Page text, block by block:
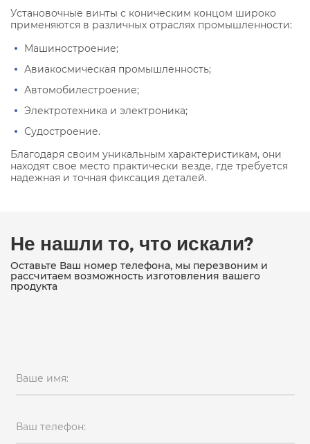
Установочные винты с коническим концом широко
применяются в различных отраслях промышленности:
Машиностроение;
Авиакосмическая промышленность;
Автомобилестроение;
Электротехника и электроника;
Судостроение.
Благодаря своим уникальным характеристикам, они
находят свое место практически везде, где требуется
надежная и точная фиксация деталей.
Не нашли то, что искали?
Оставьте Ваш номер телефона, мы перезвоним и
рассчитаем возможность изготовления вашего
продукта
Ваше имя:
Ваш телефон: